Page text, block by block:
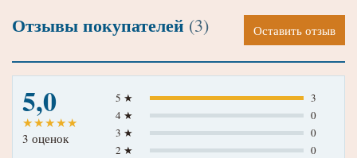
Отзывы покупателей (3) Оставить отзыв
5,0
★★★★★
3 оценок
5 ★
3
4 ★
0
3 ★
0
2 ★
0